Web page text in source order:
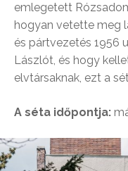
emlegetett
hogyan vetette meg
és pártvezetés 1956
Lászlót, és hogy
elvtársaknak, ezt a
A séta időpontja: